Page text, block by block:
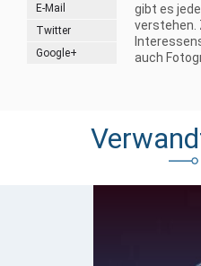
E-Mail
Twitter
Google+
gibt es
verstehen.
auch